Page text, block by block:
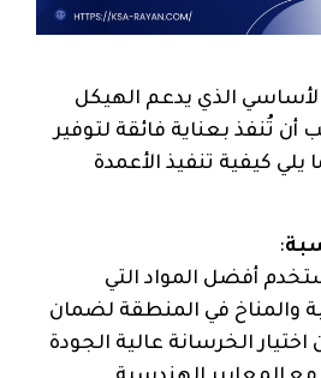
الذي يدعم الهيكل
أن تُنفذ بعناية فائقة لتوفير
يلي كيفية تنفيذ الأعمدة
:
أفضل المواد التي
والمناخ في المنطقة لضمان
الخرسانة عالية الجودة